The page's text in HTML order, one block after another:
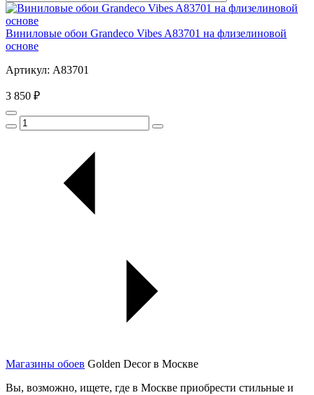
Виниловые обои Grandeco Vibes A83701 на флизелиновой
основе
Артикул: A83701
3 850 ₽
Магазины обоев Golden Decor в Москве
Вы, возможно, ищете, где в Москве приобрести стильные и